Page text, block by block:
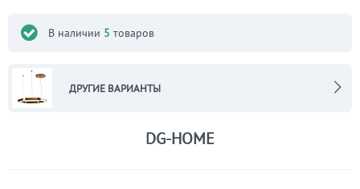
В наличии 5 товаров
ДРУГИЕ ВАРИАНТЫ
DG-HOME